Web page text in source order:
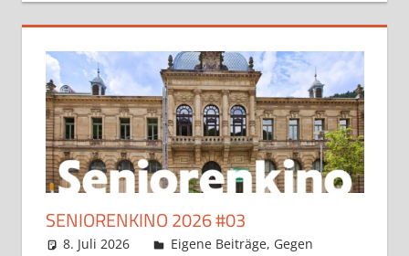
SENIORENKINO 2026 #03
8. Juli 2026 Claudia Ollenhauer
Eigene Beiträge, Gegen